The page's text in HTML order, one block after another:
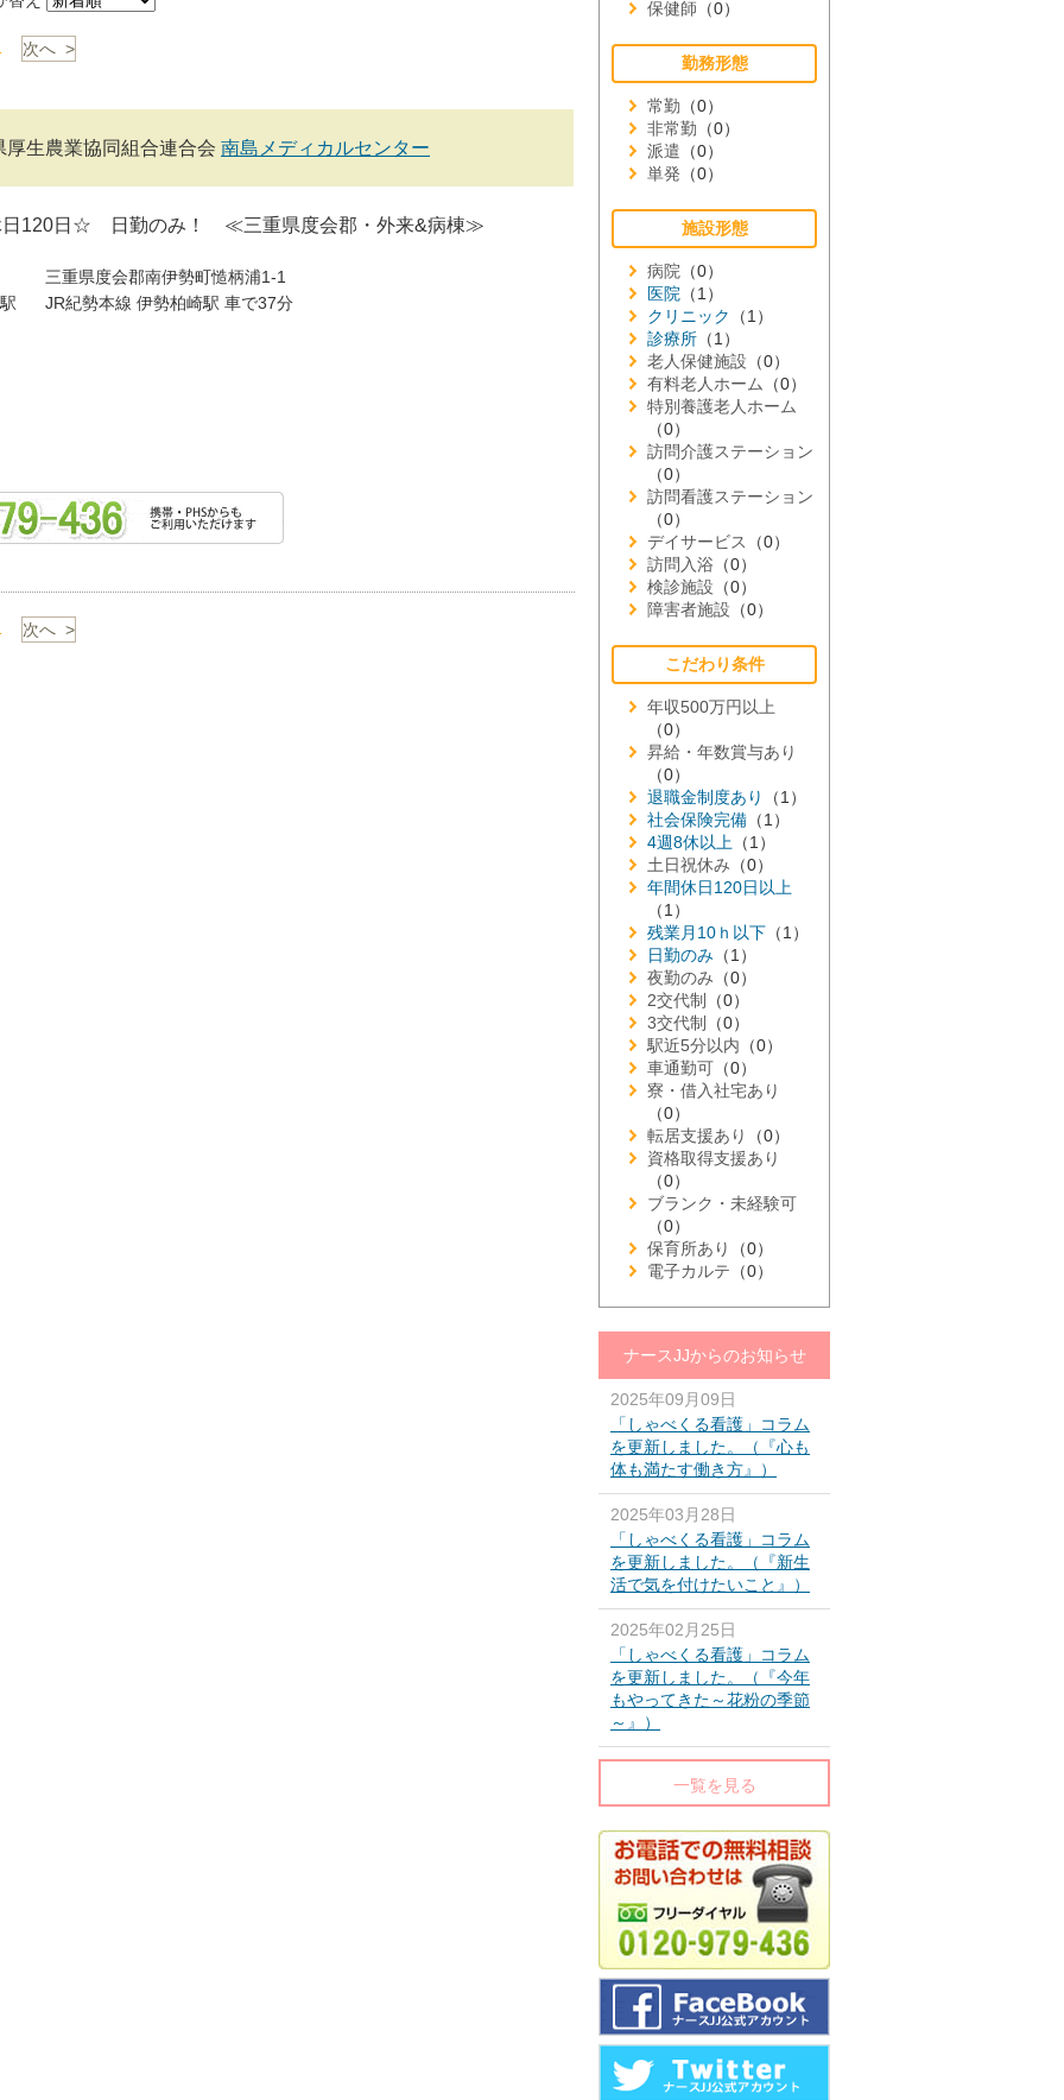
次へ >
厚生農業協同組合連合会 南島メディカルセンター
120日☆ 日勤のみ！ ≪三重県度会郡・外来&病棟≫
三重県度会郡南伊勢町慥柄浦1-1
JR紀勢本線 伊勢柏崎駅 車で37分
次へ >
保健師 （0）
勤務形態
常勤 （0）
非常勤 （0）
派遣 （0）
単発 （0）
施設形態
病院 （0）
医院 （1）
クリニック
（1）
診療所 （1）
老人保健施設 （0）
有料老人ホーム
（0）
特別養護老人ホーム
（0）
訪問介護ステーション
（0）
訪問看護ステーション
（0）
デイサービス
（0）
訪問入浴 （0）
検診施設 （0）
障害者施設 （0）
こだわり条件
年収500万円以上
（0）
昇給・年数賞与あり
（0）
退職金制度あり
（1）
社会保険完備 （1）
4週8休以上 （1）
土日祝休み （0）
年間休日120日以上
（1）
残業月10ｈ以下 （1）
日勤のみ （1）
夜勤のみ （0）
2交代制
（0）
3交代制
（0）
駅近5分以内 （0）
車通勤可 （0）
寮・借入社宅あり
（0）
転居支援あり
（0）
資格取得支援あり
（0）
ブランク・未経験可
（0）
保育所あり
（0）
電子カルテ （0）
ナースJJからのお知らせ
2025年09月09日
「しゃべくる看護」コラム
を更新しました。（『心も
体も満たす働き方』）
2025年03月28日
「しゃべくる看護」コラム
を更新しました。（『新生
活で気を付けたいこと』）
2025年02月25日
「しゃべくる看護」コラム
を更新しました。（『今年
もやってきた～花粉の季節
～』）
一覧を見る